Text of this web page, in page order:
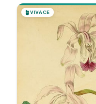
🪴VIVACE